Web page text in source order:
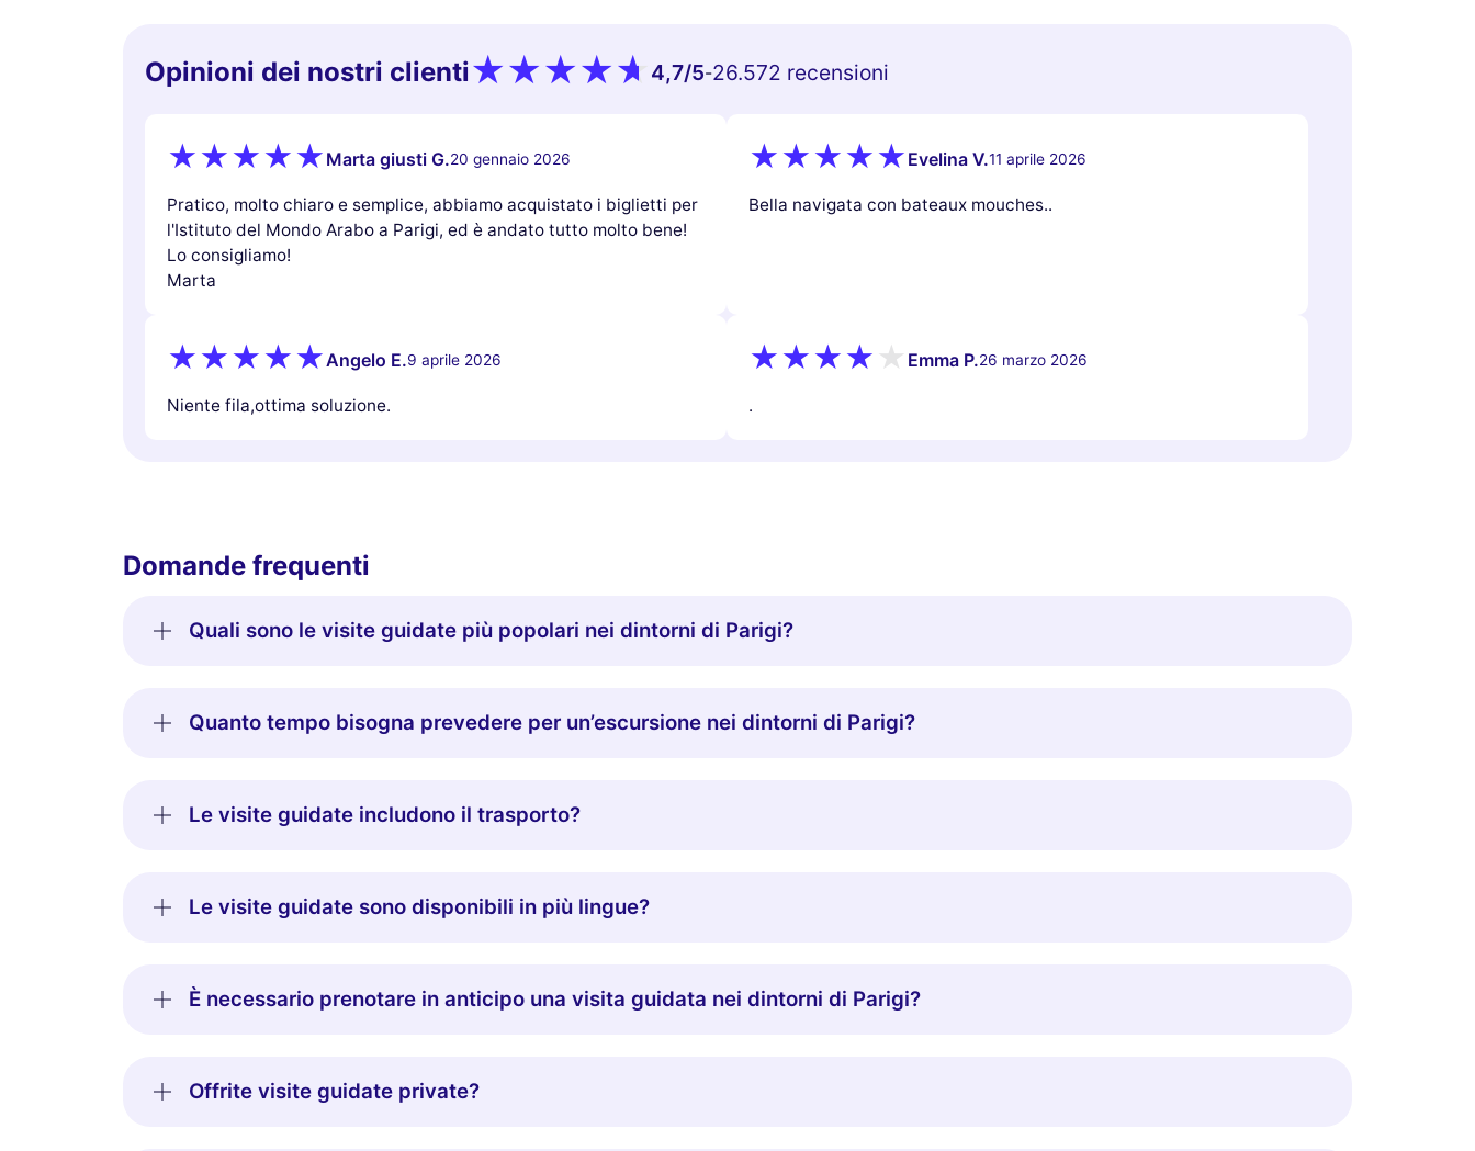
Opinioni dei nostri clienti 4,7/5-26.572 recensioni
Marta giusti G.20 gennaio 2026
Pratico, molto chiaro e semplice, abbiamo acquistato i biglietti per
l'Istituto del Mondo Arabo a Parigi, ed è andato tutto molto bene!
Lo consigliamo!
Marta
Evelina V.11 aprile 2026
Bella navigata con bateaux mouches..
Angelo E.9 aprile 2026
Niente fila,ottima soluzione.
Emma P.26 marzo 2026
.
Domande frequenti
Quali sono le visite guidate più popolari nei dintorni di Parigi?
Quanto tempo bisogna prevedere per un’escursione nei dintorni di Parigi?
Le visite guidate includono il trasporto?
Le visite guidate sono disponibili in più lingue?
È necessario prenotare in anticipo una visita guidata nei dintorni di Parigi?
Offrite visite guidate private?